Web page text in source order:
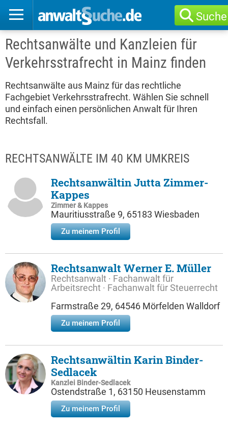
Suche
Rechtsanwälte und Kanzleien für
Verkehrsstrafrecht in Mainz finden
Rechtsanwälte aus Mainz für das rechtliche
Fachgebiet Verkehrsstrafrecht. Wählen Sie schnell
und einfach einen persönlichen Anwalt für Ihren
Rechtsfall.
RECHTSANWÄLTE IM 40 KM UMKREIS
Rechtsanwältin Jutta Zimmer-
Kappes
Zimmer & Kappes
Mauritiusstraße 9, 65183 Wiesbaden
Zu meinem Profil
Rechtsanwalt Werner E. Müller
Rechtsanwalt · Fachanwalt für
Arbeitsrecht · Fachanwalt für Steuerrecht
Farmstraße 29, 64546 Mörfelden Walldorf
Zu meinem Profil
Rechtsanwältin Karin Binder-
Sedlacek
Kanzlei Binder-Sedlacek
Ostendstraße 1, 63150 Heusenstamm
Zu meinem Profil